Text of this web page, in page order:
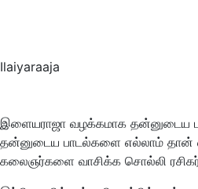
Ilaiyaraaja
இளையராஜா வழக்கமாக தன்னுடைய
தன்னுடைய பாடல்களை எல்லாம் தான்
கலைஞர்களை வாசிக்க சொல்லி